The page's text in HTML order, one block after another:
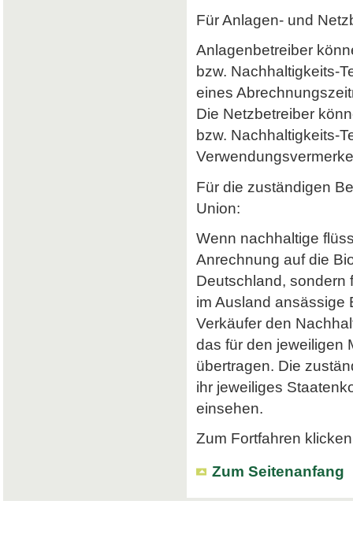
Für Anlagen- und
Anlagenbetreiber
bzw. Nachhaltigkeits-
eines
Die Netzbetreiber
bzw. Nachhaltigkeits-
Für die zuständigen
Union:
Wenn nachhaltige
Anrechnung auf die
Deutschland, sondern
im Ausland ansässige
Verkäufer den
das für den jeweiligen
übertragen. Die
ihr jeweiliges
einsehen.
Zum Fortfahren
Zum Seitenanfang